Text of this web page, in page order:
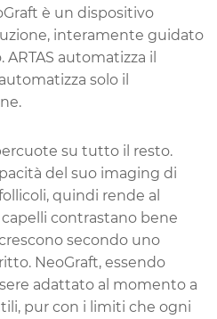
è un dispositivo
interamente guidato
automatizza il
solo il
su tutto il resto.
del suo imaging di
quindi rende al
contrastano bene
secondo uno
NeoGraft, essendo
adattato al momento a
pur con i limiti che ogni